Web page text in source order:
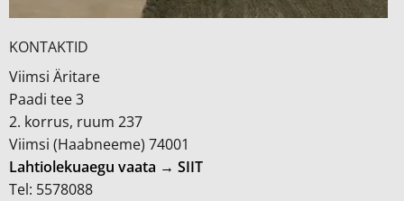
KONTAKTID
Viimsi Äritare
Paadi tee 3
2. korrus, ruum 237
Viimsi (Haabneeme) 74001
Lahtiolekuaegu vaata → SIIT
Tel: 5578088